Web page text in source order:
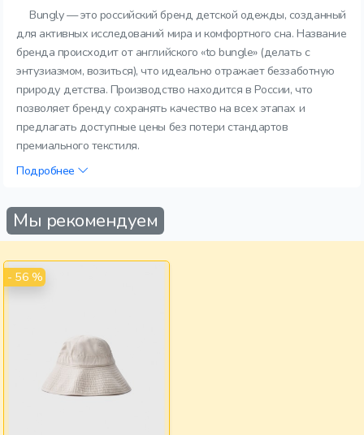
Bungly — это российский бренд детской одежды, созданный
для активных исследований мира и комфортного сна. Название
бренда происходит от английского «to bungle» (делать с
энтузиазмом, возиться), что идеально отражает беззаботную
природу детства. Производство находится в России, что
позволяет бренду сохранять качество на всех этапах и
предлагать доступные цены без потери стандартов
премиального текстиля.
Подробнее
Мы рекомендуем
- 56 %